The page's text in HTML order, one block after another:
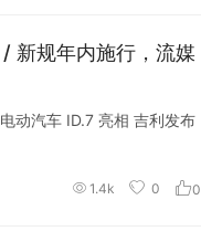
新规年内施行，流媒
动汽车 ID.7 亮相 吉利发布
1.4k 0 0